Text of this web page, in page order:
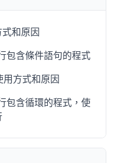
和原因
包含條件語句的程式
方式和原因
包含循環的程式，使